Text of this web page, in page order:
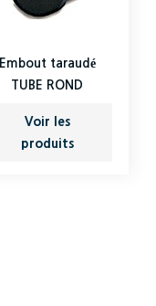
Embout taraudé
TUBE ROND
Voir les
produits